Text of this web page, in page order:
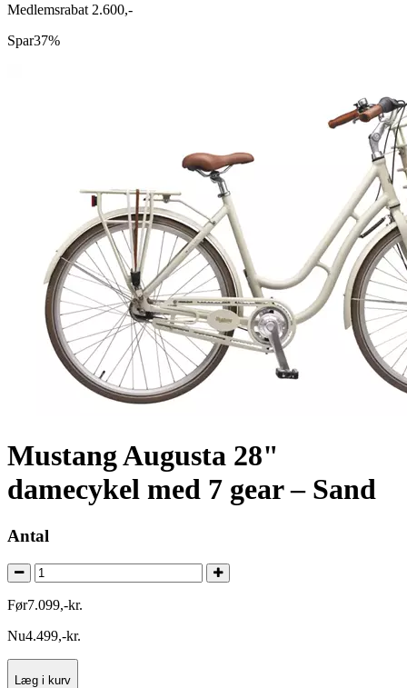
Medlemsrabat 2.600,-
Spar37%
Mustang Augusta 28"
damecykel med 7 gear – Sand
Antal
Før7.099,-kr.
Nu4.499,-kr.
Læg i kurv